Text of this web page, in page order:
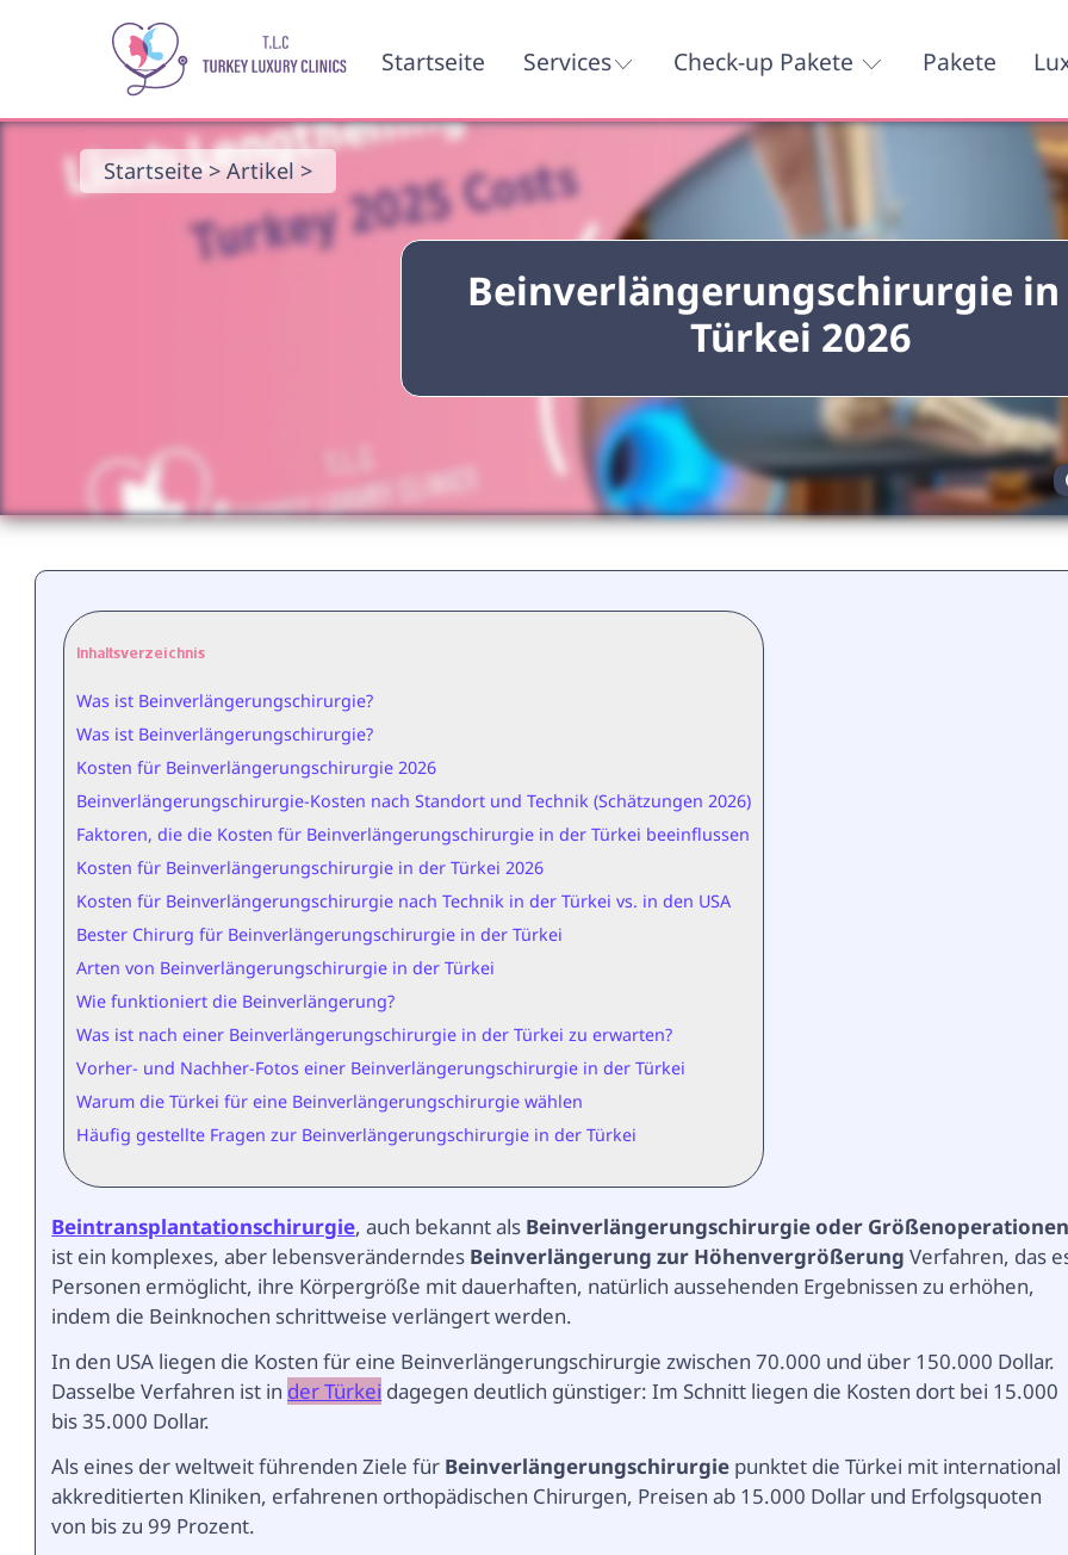
Startseite Services Check-up Pakete Pakete
Beinverlängerungschirurgie
Türkei 2026
Startseite >Artikel >
Inhaltsverzeichnis
Was ist Beinverlängerungschirurgie?
Was ist Beinverlängerungschirurgie?
Kosten für Beinverlängerungschirurgie 2026
Beinverlängerungschirurgie-Kosten nach Standort und Technik (Schätzungen 2026)
Faktoren, die die Kosten für Beinverlängerungschirurgie in der Türkei beeinflussen
Kosten für Beinverlängerungschirurgie in der Türkei 2026
Kosten für Beinverlängerungschirurgie nach Technik in der Türkei vs. in den USA
Bester Chirurg für Beinverlängerungschirurgie in der Türkei
Arten von Beinverlängerungschirurgie in der Türkei
Wie funktioniert die Beinverlängerung?
Was ist nach einer Beinverlängerungschirurgie in der Türkei zu erwarten?
Vorher- und Nachher-Fotos einer Beinverlängerungschirurgie in der Türkei
Warum die Türkei für eine Beinverlängerungschirurgie wählen
Häufig gestellte Fragen zur Beinverlängerungschirurgie in der Türkei
Beintransplantationschirurgie, auch bekannt als Beinverlängerungschirurgie oder Größenoperationen
ist ein komplexes, aber lebensveränderndes Beinverlängerung zur Höhenvergrößerung Verfahren, das
Personen ermöglicht, ihre Körpergröße mit dauerhaften, natürlich aussehenden Ergebnissen zu erhöhen,
indem die Beinknochen schrittweise verlängert werden.
In den USA liegen die Kosten für eine Beinverlängerungschirurgie zwischen 70.000 und über 150.000 Dollar.
Dasselbe Verfahren ist in der Türkei dagegen deutlich günstiger: Im Schnitt liegen die Kosten dort bei 15.000
bis 35.000 Dollar.
Als eines der weltweit führenden Ziele für Beinverlängerungschirurgie punktet die Türkei mit international
akkreditierten Kliniken, erfahrenen orthopädischen Chirurgen, Preisen ab 15.000 Dollar und Erfolgsquoten
von bis zu 99 Prozent.